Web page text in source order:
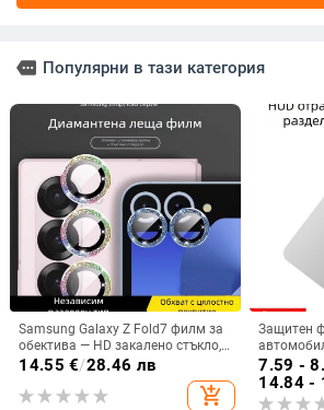
more Популярни в тази категория
Samsung Galaxy Z Fold7 филм за
обектива — HD закалено стъкло,
филм за обектива, покритие за
14.55 €/28.46 лв
add_shopping_cart
Защитен
за
7.59 -
14.84 -